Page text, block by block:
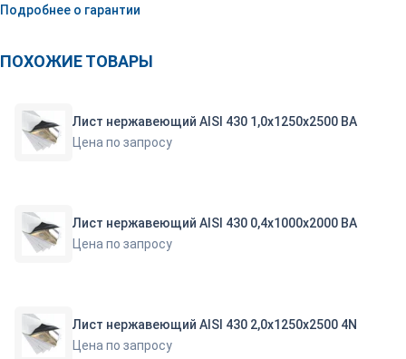
Подробнее о гарантии
ПОХОЖИЕ ТОВАРЫ
Лист нержавеющий AISI 430 1,0х1250х2500 ВА
Цена по запросу
Лист нержавеющий AISI 430 0,4х1000х2000 BA
Цена по запросу
Лист нержавеющий AISI 430 2,0х1250х2500 4N
Цена по запросу